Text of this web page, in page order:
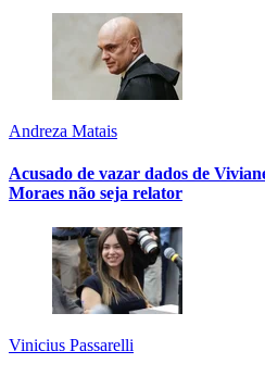
Andreza Matais
Acusado de vazar dados de
Moraes não seja relator
Vinicius Passarelli